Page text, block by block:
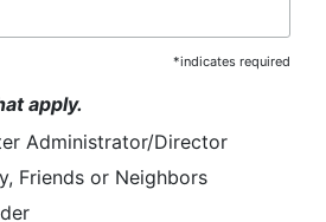
*indicates required
apply.
Administrator/Director
Friends or Neighbors